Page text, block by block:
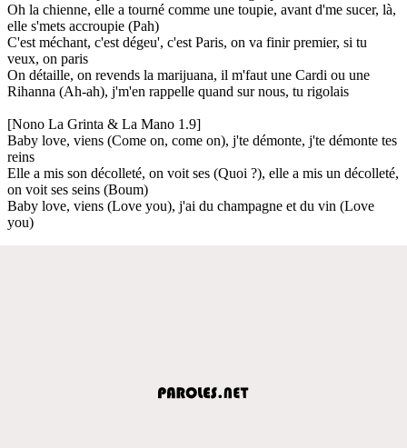
Oh la chienne, elle a tourné comme une toupie, avant d'me sucer, là,
elle s'mets accroupie (Pah)
C'est méchant, c'est dégeu', c'est Paris, on va finir premier, si tu
veux, on paris
On détaille, on revends la marijuana, il m'faut une Cardi ou une
Rihanna (Ah-ah), j'm'en rappelle quand sur nous, tu rigolais
[Nono La Grinta & La Mano 1.9]
Baby love, viens (Come on, come on), j'te démonte, j'te démonte tes
reins
Elle a mis son décolleté, on voit ses (Quoi ?), elle a mis un décolleté,
on voit ses seins (Boum)
Baby love, viens (Love you), j'ai du champagne et du vin (Love
you)